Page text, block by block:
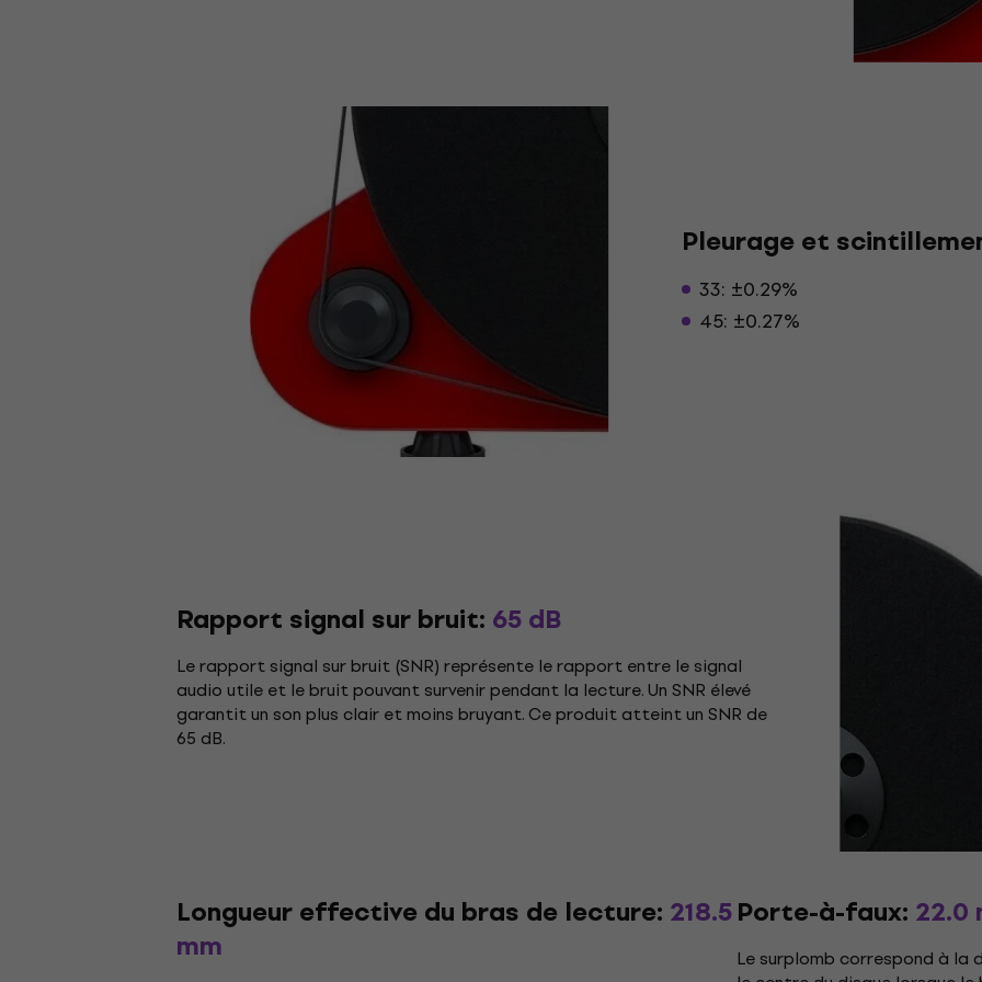
Pleurage et
33: ±0.29%
45: ±0.27%
Rapport signal sur bruit: 65 dB
Le rapport signal sur bruit (SNR) représente le rapport entre le signal
audio utile et le bruit pouvant survenir pendant la lecture. Un SNR élevé
garantit un son plus clair et moins bruyant. Ce produit atteint un SNR de
65 dB.
Longueur effective du bras de lecture: 218.5
mm
Porte-à-faux: 22.0
Le surplomb correspond à